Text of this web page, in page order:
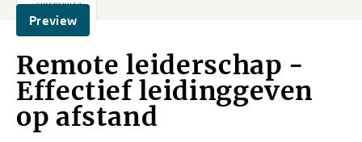
Preview
Remote leiderschap -
Effectief leidinggeven
op afstand